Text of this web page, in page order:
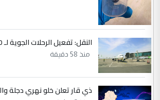
النقل: تفعيل الرحلات الجوية لـ 10 وجهات دولية
منذ 58 دقيقة
ذي قار تعلن خلو نهري دجلة